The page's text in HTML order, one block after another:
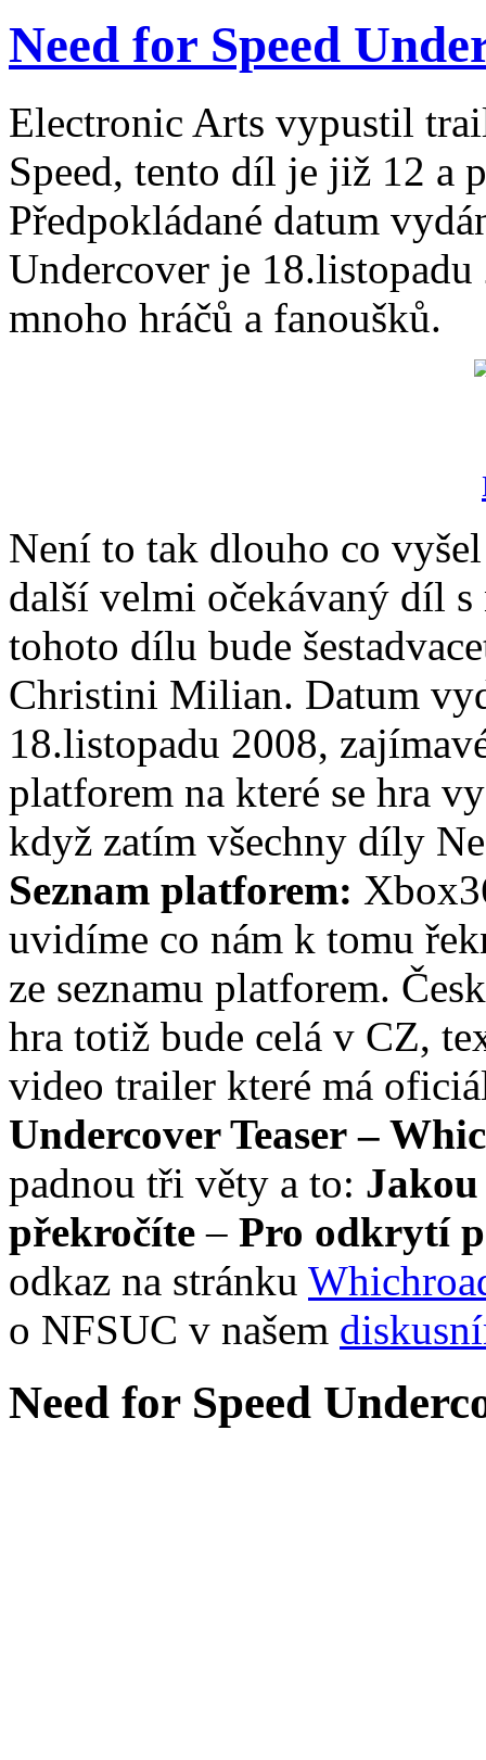
Need for Speed
Electronic Arts vypustil
Speed, tento díl je již 12 a
Předpokládané datum
Undercover je
mnoho hráčů a fanoušků.
Není to tak dlouho co
další velmi očekávaný díl
tohoto dílu bude
Christini Milian. Datum
18.listopadu 2008,
platforem na které se hra
když zatím všechny díly
Seznam platforem:
uvidíme co nám k tomu
ze seznamu platforem.
hra totiž bude celá v CZ,
video trailer které má
Undercover Teaser –
padnou tři věty a to: Jakou
překročíte – Pro odkrytí
odkaz na stránku
o NFSUC v našem
Need for Speed